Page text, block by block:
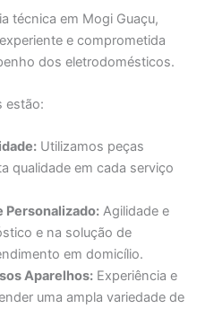
técnica em Mogi Guaçu,
e comprometida
dos eletrodomésticos.
estão:
Utilizamos peças
qualidade em cada serviço
Personalizado: Agilidade e
e na solução de
em domicílio.
Aparelhos: Experiência e
uma ampla variedade de